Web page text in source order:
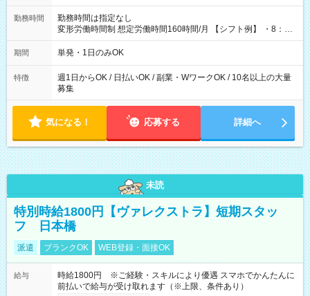
勤務時間
勤務時間は指定なし
変形労働時間制 想定労働時間160時間/月 【シフト例】 ・8：00
～21：00
期間 単発・1日のみOK
特徴
週1日からOK / 日払いOK / 副業・WワークOK / 10名以上の大量
募集
気になる！ 応募する 詳細へ
未読
特別時給1800円【ヴァレクストラ】短期スタッ
フ 日本橋
派遣 ブランクOK WEB登録・面接OK
給与
時給1800円 ※ご経験・スキルにより優遇 スマホでかんたんに
前払いで給与が受け取れます（※上限、条件あり）